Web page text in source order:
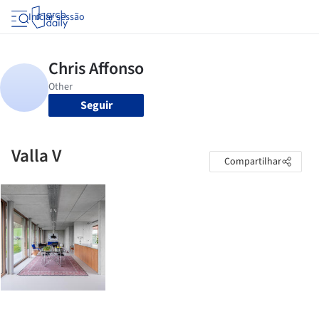
Iniciar sessão
Seguir
Valla V Compartilhar